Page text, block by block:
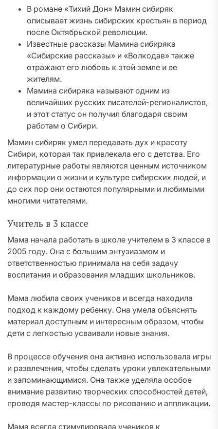
В романе «Тихий Дон» Мамин сибиряк
описывает жизнь сибирских крестьян в период
после Октябрьской революции.
Известные рассказы Мамина сибиряка
«Сибирские рассказы» и «Волкодав» также
отражают его любовь к этой земле и ее
жителям.
Мамина сибиряка называют одним из
величайших русских писателей-регионалистов,
и этот статус он получил благодаря своим
работам о Сибири.
Мамин сибиряк умел передавать дух и красоту
Сибири, которая так привлекала его с детства. Его
литературные работы являются ценным источником
информации о жизни и культуре сибирских людей, и
до сих пор они остаются популярными и любимыми
многими читателями.
Учитель в 3 классе
Мама начала работать в школе учителем в 3 классе в
2005 году. Она с большим энтузиазмом и
ответственностью принимала на себя задачу
воспитания и образования младших школьников.
Мама любила своих учеников и всегда находила
подход к каждому ребенку. Она умела объяснять
материал доступным и интересным образом, чтобы
дети с легкостью усваивали новые знания.
В процессе обучения она активно использовала игры
и развлечения, чтобы сделать уроки увлекательными
и запоминающимися. Она также уделяла особое
внимание развитию творческих способностей детей,
проводя мастер-классы по рисованию и аппликации.
Мама всегда стимулировала учеников к